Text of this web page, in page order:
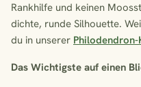
Rankhilfe und keinen
dichte, runde Silhouette.
du in unserer
Das Wichtigste auf einen